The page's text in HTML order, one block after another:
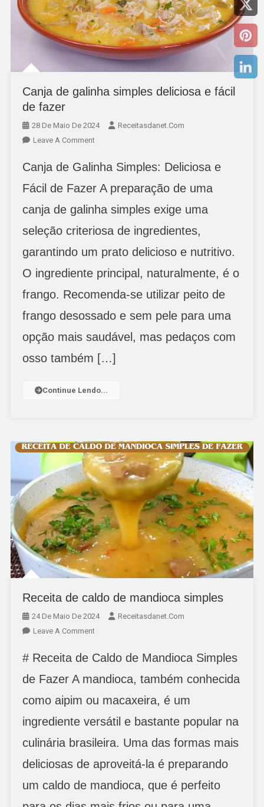
Canja de galinha simples deliciosa e fácil
de fazer
28 De Maio De 2024
Receitasdanet.com
Leave A CommentOn
De
Simples
Deliciosa
Fácil
De
Canja de Galinha Simples: Deliciosa e
Fácil de Fazer A preparação de uma
canja de galinha simples exige uma
seleção criteriosa de ingredientes,
garantindo um prato delicioso e nutritivo.
O ingrediente principal, naturalmente, é o
frango. Recomenda-se utilizar peito de
frango desossado e sem pele para uma
opção mais saudável, mas pedaços com
osso também […]
Continue Lendo...
Receita de caldo de mandioca simples
24 De Maio De 2024
Receitasdanet.com
Leave A CommentOn
De
De
Mandioca
# Receita de Caldo de Mandioca Simples
de Fazer A mandioca, também conhecida
como aipim ou macaxeira, é um
ingrediente versátil e bastante popular na
culinária brasileira. Uma das formas mais
deliciosas de aproveitá-la é preparando
um caldo de mandioca, que é perfeito